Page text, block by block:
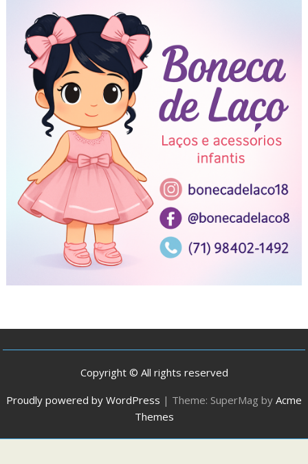
Copyright © All rights reserved
Proudly powered by WordPress | Theme: SuperMag by Acme
Themes